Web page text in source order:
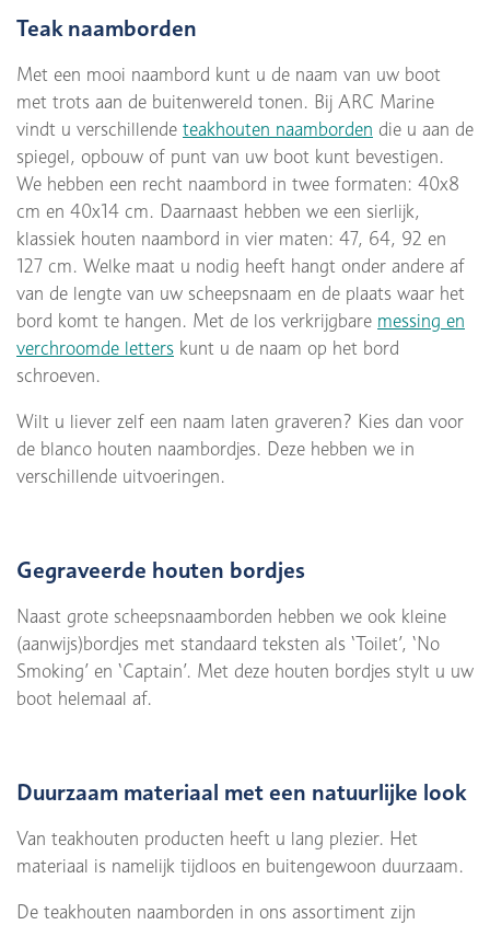
Teak naamborden
Met een mooi naambord kunt u de naam van uw boot
met trots aan de buitenwereld tonen. Bij ARC Marine
vindt u verschillende teakhouten naamborden die u aan de
spiegel, opbouw of punt van uw boot kunt bevestigen.
We hebben een recht naambord in twee formaten: 40x8
cm en 40x14 cm. Daarnaast hebben we een sierlijk,
klassiek houten naambord in vier maten: 47, 64, 92 en
127 cm. Welke maat u nodig heeft hangt onder andere af
van de lengte van uw scheepsnaam en de plaats waar het
bord komt te hangen. Met de los verkrijgbare messing en
verchroomde letters kunt u de naam op het bord
schroeven.
Wilt u liever zelf een naam laten graveren? Kies dan voor
de blanco houten naambordjes. Deze hebben we in
verschillende uitvoeringen.
Gegraveerde houten bordjes
Naast grote scheepsnaamborden hebben we ook kleine
(aanwijs)bordjes met standaard teksten als ‘Toilet’, ‘No
Smoking’ en ‘Captain’. Met deze houten bordjes stylt u uw
boot helemaal af.
Duurzaam materiaal met een natuurlijke look
Van teakhouten producten heeft u lang plezier. Het
materiaal is namelijk tijdloos en buitengewoon duurzaam.
De teakhouten naamborden in ons assortiment zijn